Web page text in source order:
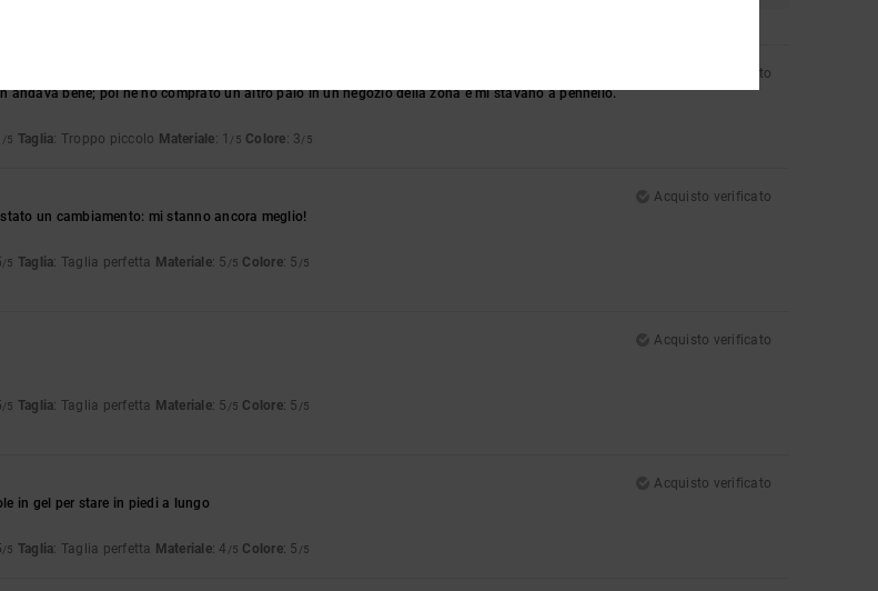
Acquisto verificato
andava bene; poi ne ho comprato un altro paio in un negozio della zona e mi stavano a pennello.
/5 Taglia: Troppo piccolo Materiale: 1 /5 Colore: 3/5
Acquisto verificato
un cambiamento: mi stanno ancora meglio!
/5 Taglia: Taglia perfetta Materiale: 5 /5 Colore: 5 /5
Acquisto verificato
/5 Taglia: Taglia perfetta Materiale: 5 /5 Colore: 5 /5
Acquisto verificato
in gel per stare in piedi a lungo
/5 Taglia: Taglia perfetta Materiale: 4 /5 Colore: 5 /5